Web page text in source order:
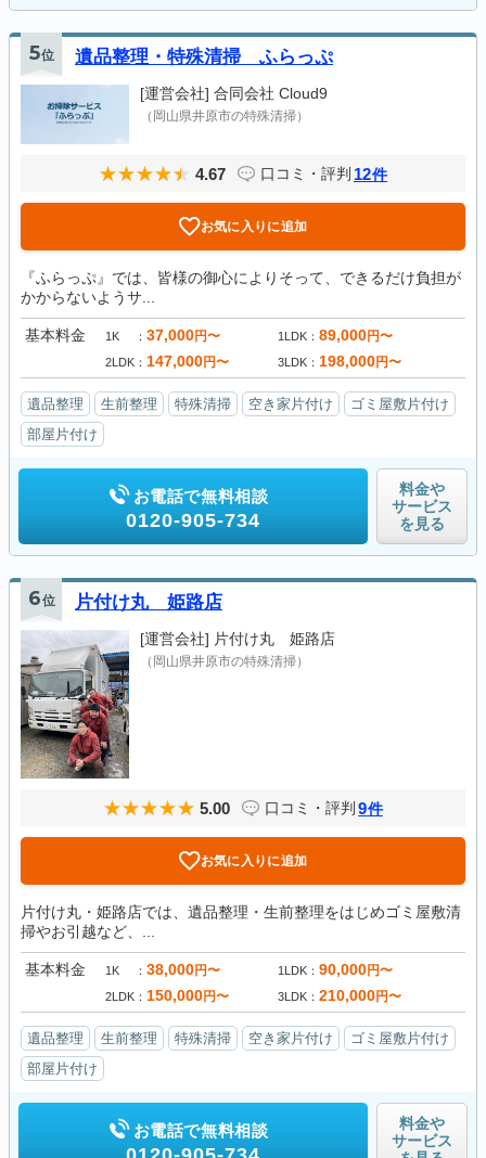
5位 遺品整理・特殊清掃 ふらっぷ
[運営会社] 合同会社 Cloud9
（岡山県井原市の特殊清掃）
4.67 口コミ・評判 12件
お気に入りに追加
『ふらっぷ』では、皆様の御心によりそって、できるだけ負担が
かからないようサ...
基本料金 1K 37,000円〜 1LDK 89,000円〜
2LDK 147,000円〜 3LDK 198,000円〜
遺品整理 生前整理 特殊清掃 空き家片付け
ゴミ屋敷片付け
部屋片付け
お電話で無料相談
0120-905-734
料金や
サービス
を見る
6位 片付け丸 姫路店
[運営会社] 片付け丸 姫路店
（岡山県井原市の特殊清掃）
5.00 口コミ・評判 9件
お気に入りに追加
片付け丸・姫路店では、遺品整理・生前整理をはじめゴミ屋敷清
掃やお引越など、...
基本料金 1K 38,000円〜 1LDK 90,000円〜
2LDK 150,000円〜 3LDK 210,000円〜
遺品整理 生前整理 特殊清掃 空き家片付け
ゴミ屋敷片付け
部屋片付け
お電話で無料相談
料金や
サービス